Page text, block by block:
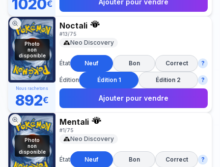
1020€ Ajouter pour vendre
Photo
non
disponible
Nous rachetons
892€
Noctali
#13/75
Neo Discovery
État Neuf Bon Correct ?
Édition Édition 1 Édition 2 ?
Ajouter pour vendre
Photo
non
disponible
Mentali
#1/75
Neo Discovery
État Neuf Bon Correct ?